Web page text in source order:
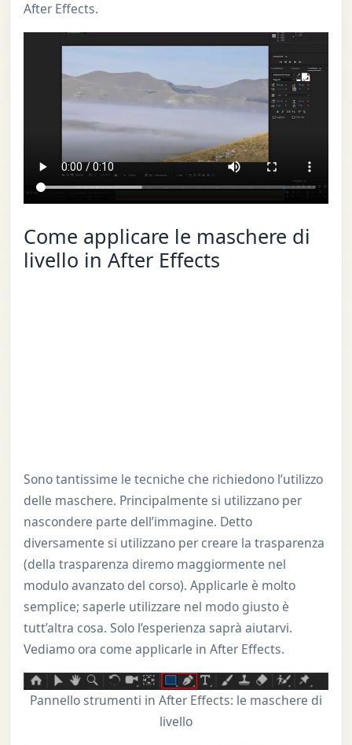
After Effects.
Come applicare le maschere di
livello in After Effects
Sono tantissime le tecniche che richiedono l’utilizzo
delle maschere. Principalmente si utilizzano per
nascondere parte dell’immagine. Detto
diversamente si utilizzano per creare la trasparenza
(della trasparenza diremo maggiormente nel
modulo avanzato del corso). Applicarle è molto
semplice; saperle utilizzare nel modo giusto è
tutt’altra cosa. Solo l’esperienza saprà aiutarvi.
Vediamo ora come applicarle in After Effects.
Pannello strumenti in After Effects: le maschere di
livello